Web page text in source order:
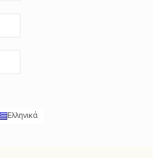
Ελληνικά